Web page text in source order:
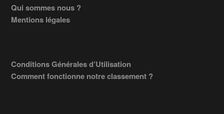
Footer
Qui sommes nous ?
Mentions légales
Conditions Générales d’Utilisation
Comment fonctionne notre classement ?